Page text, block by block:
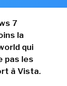
7
la
qui
pas les
à Vista.